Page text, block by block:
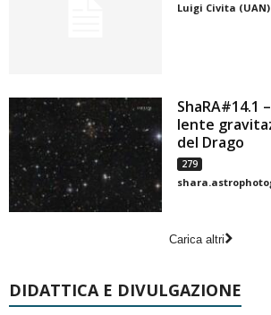
Luigi Civita (UAN)
ShaRA#14.1
lente
del Drago
279
Carica altri
DIDATTICA E DIVULGAZIONE